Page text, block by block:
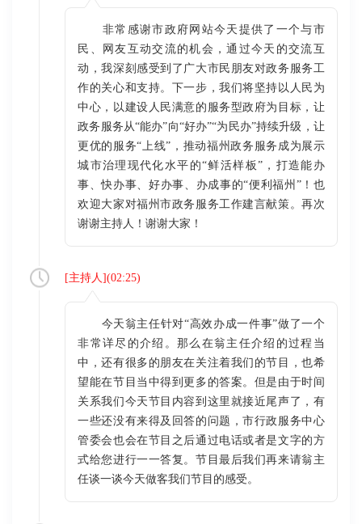
非常感谢市政府网站今天提供了一个与市
民、网友互动交流的机会，通过今天的交流互
动，我深刻感受到了广大市民朋友对政务服务工
作的关心和支持。下一步，我们将坚持以人民为
中心，以建设人民满意的服务型政府为目标，让
政务服务从“能办”向“好办”“为民办”持续升级，让
更优的服务“上线”，推动福州政务服务成为展示
城市治理现代化水平的“鲜活样板”，打造能办
事、快办事、好办事、办成事的“便利福州”！也
欢迎大家对福州市政务服务工作建言献策。再次
谢谢主持人！谢谢大家！
[主持人](02:25)
今天翁主任针对“高效办成一件事”做了一个
非常详尽的介绍。那么在翁主任介绍的过程当
中，还有很多的朋友在关注着我们的节目，也希
望能在节目当中得到更多的答案。但是由于时间
关系我们今天节目内容到这里就接近尾声了，有
一些还没有来得及回答的问题，市行政服务中心
管委会也会在节目之后通过电话或者是文字的方
式给您进行一一答复。节目最后我们再来请翁主
任谈一谈今天做客我们节目的感受。